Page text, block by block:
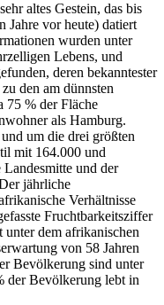
altes Gestein, das bis
Jahre vor heute) datiert
wurden unter
Lebens, und
deren bekanntester
den am dünnsten
75 % der Fläche
als Hamburg.
um die drei größten
mit 164.000 und
und der
jährliche
Verhältnisse
Fruchtbarkeitsziffer
dem afrikanischen
von 58 Jahren
Bevölkerung sind unter
der Bevölkerung lebt in